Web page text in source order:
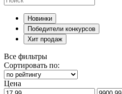
Новинки
Победители конкурсов
Хит продаж
Все фильтры
Сортировать по:
Цена